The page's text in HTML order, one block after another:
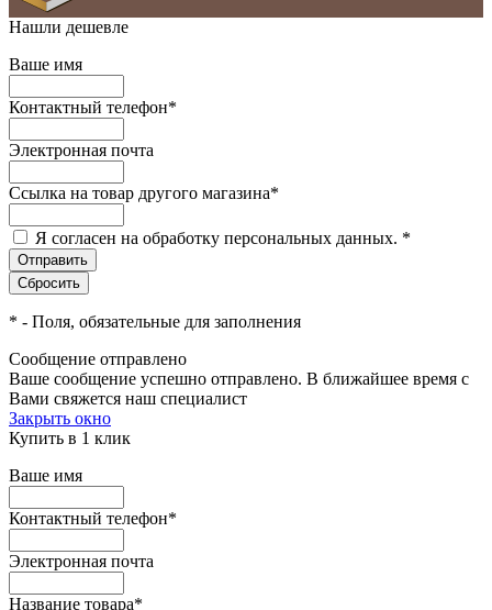
Нашли дешевле
Ваше имя
Контактный телефон*
Электронная почта
Ссылка на товар другого магазина*
Я согласен на обработку персональных данных. *
* - Поля, обязательные для заполнения
Сообщение отправлено
Ваше сообщение успешно отправлено. В ближайшее время с
Вами свяжется наш специалист
Закрыть окно
Купить в 1 клик
Ваше имя
Контактный телефон*
Электронная почта
Название товара*